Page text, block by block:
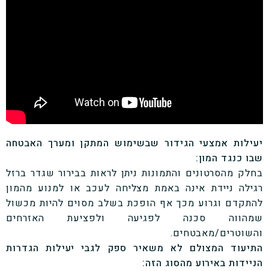
יעילות אמצעי הגידור שבשימוש המתקן ומערך האבטחה
שבו כנגד המון:
בחלק מהסרטונים והתמונות ניתן לראות בבירור שגדר ברזל
רגילה ניידת אינה באמת מצליחה לעכב או למנוע מהמון
להתקדם וגרוע מכך אף הופכת בשלב מסוים להיות מכשול
שמהווה סכנה לפגיעה ולפציעת האזרחים
והשוטרים/מאבטחים.
התיעוד המצולם לא משאיר ספק לגבי יעילות הגדרות
הניידות באירוע מהסוג הזה: